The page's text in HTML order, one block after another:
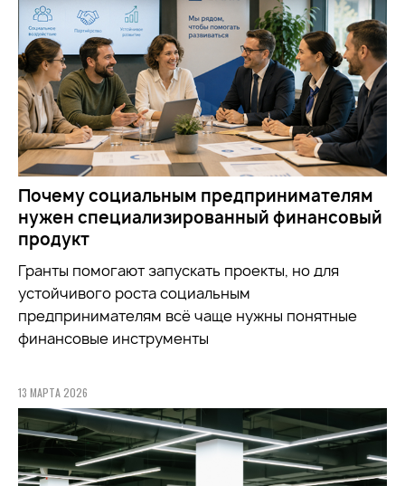
Почему социальным предпринимателям
нужен специализированный финансовый
продукт
Гранты помогают запускать проекты, но для
устойчивого роста социальным
предпринимателям всё чаще нужны понятные
финансовые инструменты
13 МАРТА 2026